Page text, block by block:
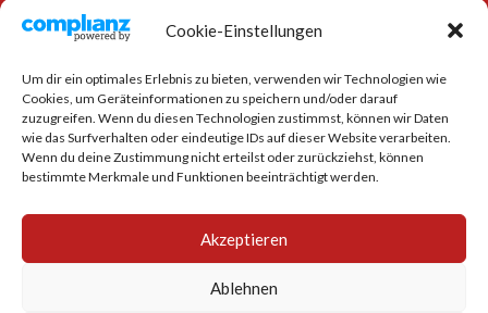
Cookie-Einstellungen
Um dir ein optimales Erlebnis zu bieten, verwenden wir Technologien wie
Cookies, um Geräteinformationen zu speichern und/oder darauf
zuzugreifen. Wenn du diesen Technologien zustimmst, können wir Daten
wie das Surfverhalten oder eindeutige IDs auf dieser Website verarbeiten.
Wenn du deine Zustimmung nicht erteilst oder zurückziehst, können
bestimmte Merkmale und Funktionen beeinträchtigt werden.
Akzeptieren
Ablehnen
Weihnachtsfeiern(7)
SOCIAL MEDIA